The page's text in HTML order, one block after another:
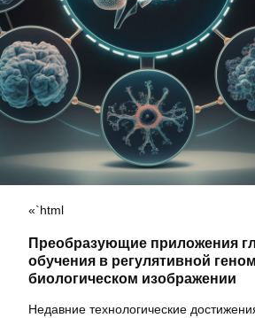
«`html
Преобразующие приложения
обучения в регулятивной
биологическом изображении
Недавние технологические